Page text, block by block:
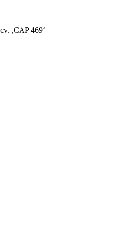
‚CAP 469‘